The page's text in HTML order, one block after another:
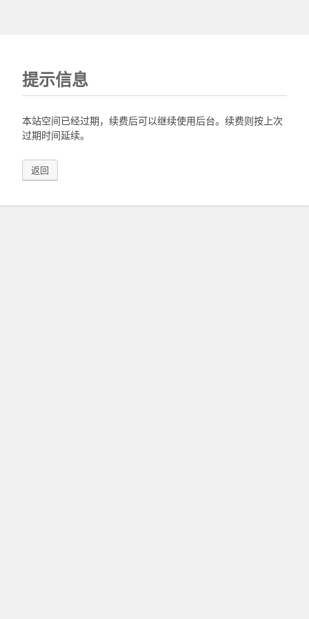
提示信息
本站空间已经过期，续费后可以继续使用后台。续费则按上次
过期时间延续。
返回